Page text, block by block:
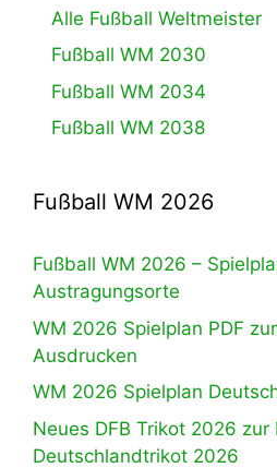
Alle Fußball Weltmeister
Fußball WM 2030
Fußball WM 2034
Fußball WM 2038
Fußball WM 2026
Fußball WM 2026 –
Austragungsorte
WM 2026 Spielplan PDF
Ausdrucken
WM 2026 Spielplan
Neues DFB Trikot 2026 zur
Deutschlandtrikot 2026